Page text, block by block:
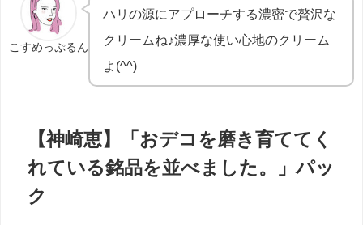
こすめっぷるん
ハリの源にアプローチする濃密で贅沢な
クリームね♪濃厚な使い心地のクリーム
よ (^^)
【神崎恵】「おデコを磨き育ててく
れている銘品を並べました。」パッ
ク